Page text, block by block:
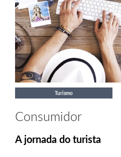
Turismo
Consumidor
A jornada do turista